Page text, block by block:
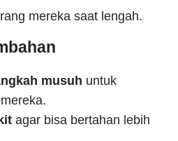
mereka saat lengah.
musuh untuk
agar bisa bertahan lebih